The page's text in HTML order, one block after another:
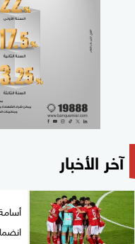
آخر الأخبار